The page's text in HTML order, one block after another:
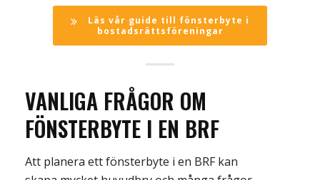
Läs vår guide till fönsterbyte i
bostadsrättsföreningar
VANLIGA FRÅGOR OM
FÖNSTERBYTE I EN BRF
Att planera ett fönsterbyte i en BRF kan